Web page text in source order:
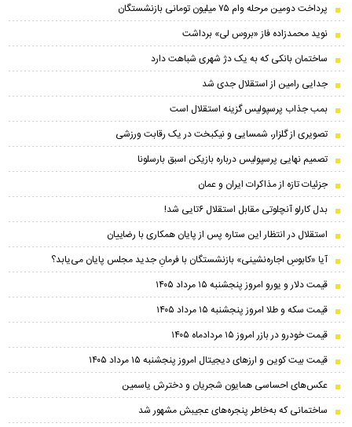
پرداخت دومین مرحله وام ۷۵ میلیون تومانی بازنشستگان
نوید محمدزاده فاز «بروس لی» برداشت
ساختمان بانکی که به یک دژ شهری شباهت دارد
جدایی رامین از استقلال جدی شد
بمب جذاب پرسپولیس گزینه استقلال است
تصویری از گلزار، شمسایی و نیکبخت در یک رقابت ورزشی
تصمیم نهایی پرسپولیس درباره بازیکن اسبق بارسلونا
جزئیات تازه از مذاکرات ایران و عمان
بدل کارلو آنچلوتی مقابل استقلال ۶تایی شد!
استقلال در انتظار این ستاره پس از پایان همکاری با رضاییان
آیا «کابوسِ اجاره‌نشینی» بازنشستگان با فرمانِ جدید مجلس پایان می‌یابد؟
قیمت دلار و یورو امروز پنجشنبه ۱۵ مرداد ۱۴۰۵
قیمت سکه و طلا امروز پنجشنبه ۱۵ مرداد ۱۴۰۵
قیمت خودرو در بازر امروز ۱۵ مردادماه ۱۴۰۵
قیمت بیت کوین و ارز‌های دیجیتال امروز پنجشنبه ۱۵ مرداد ۱۴۰۵
عکس‌های احساسی همایون شجریان و دخترش یاسمین
ساختمانی که به‌خاطر پنجره‌های عجیبش مشهور شد